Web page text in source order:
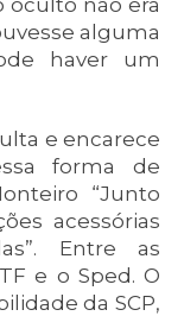
oculto não era
alguma
haver um
e encarece
forma de
“Junto
acessórias
Entre as
e o Sped. O
da SCP,